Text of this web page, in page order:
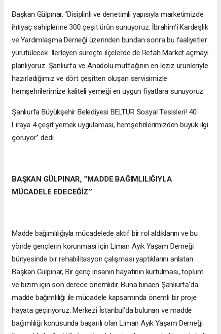
Başkan Gülpınar, ‘’Disiplinli ve denetimli yapısıyla marketimizde
ihtiyaç sahiplerine 300 çeşit ürün sunuyoruz. İbrahim’i Kardeşlik
ve Yardımlaşma Derneği üzerinden bundan sonra bu faaliyetler
yürütülecek. İlerleyen süreçte ilçelerde de Refah Market açmayı
planlıyoruz. Şanlıurfa ve Anadolu mutfağının en leziz ürünleriyle
hazırladığımız ve dört çeşitten oluşan servisimizle
hemşehrilerimize kaliteli yemeği en uygun fiyatlara sunuyoruz.
Şanlıurfa Büyükşehir Belediyesi BELTUR Sosyal Tesisleri! 40
Liraya 4 çeşit yemek uygulaması, hemşehrilerimizden büyük ilgi
görüyor’’ dedi.
BAŞKAN GÜLPINAR, ‘’MADDE BAĞIMLILIĞIYLA
MÜCADELE EDECEĞİZ’’
Madde bağımlılığıyla mücadelede aktif bir rol aldıklarını ve bu
yönde gençlerin korunması için Liman Ayık Yaşam Derneği
bünyesinde bir rehabilitasyon çalışması yaptıklarını anlatan
Başkan Gülpınar, Bir genç insanın hayatının kurtulması, toplum
ve bizim için son derece önemlidir. Buna binaen Şanlıurfa'da
madde bağımlılığı ile mücadele kapsamında önemli bir proje
hayata geçiriyoruz. Merkezi İstanbul’da bulunan ve madde
bağımlılığı konusunda başarılı olan Liman Ayık Yaşam Derneği